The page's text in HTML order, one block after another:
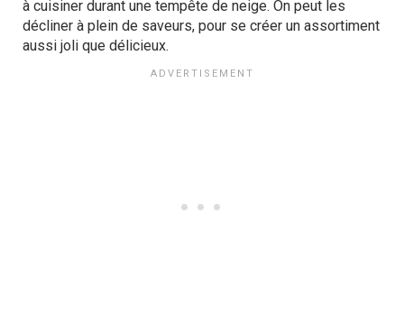
à cuisiner durant une tempête de neige. On peut les
décliner à plein de saveurs, pour se créer un assortiment
aussi joli que délicieux.